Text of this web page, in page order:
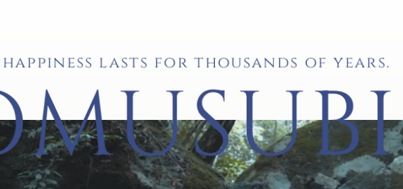
lasts for thousands of years.